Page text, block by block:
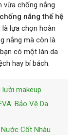
vừa chống nắng
nắng thế hệ
là lựa chọn hoàn
nắng mà còn là
có một làn da
hay bí bách.
makeup
Bảo Vệ Da
Cốt Nhàu